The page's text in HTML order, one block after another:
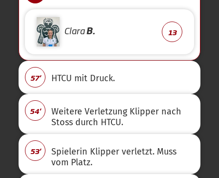
ClaraB. 13
57' HTCU mit Druck.
54'
Weitere Verletzung Klipper nach
Stoss durch HTCU.
53'
Spielerin Klipper verletzt. Muss
vom Platz.